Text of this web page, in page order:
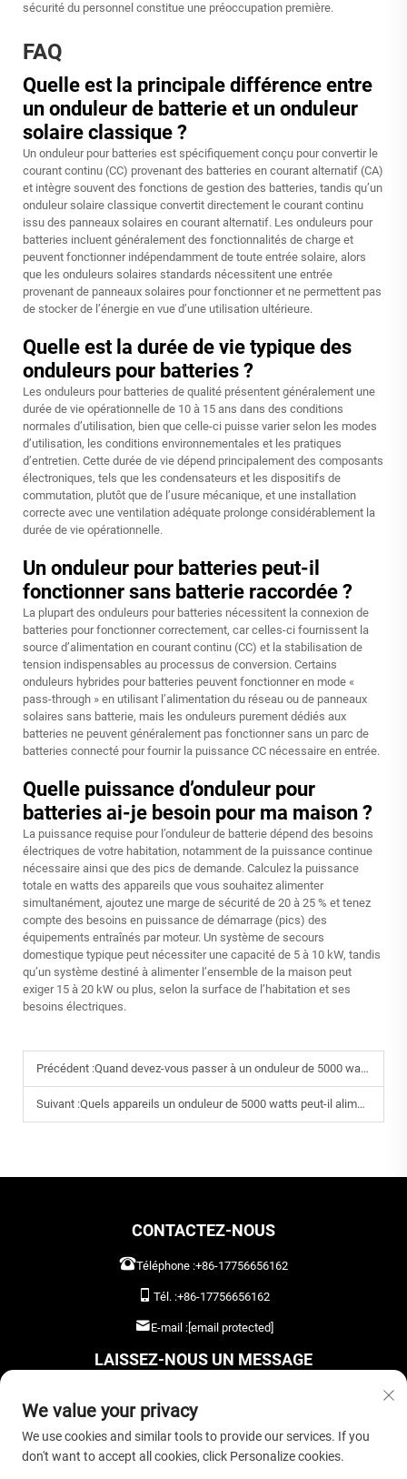
sécurité du personnel constitue une préoccupation première.
FAQ
Quelle est la principale différence entre
un onduleur de batterie et un onduleur
solaire classique ?
Un onduleur pour batteries est spécifiquement conçu pour convertir le
courant continu (CC) provenant des batteries en courant alternatif (CA)
et intègre souvent des fonctions de gestion des batteries, tandis qu’un
onduleur solaire classique convertit directement le courant continu
issu des panneaux solaires en courant alternatif. Les onduleurs pour
batteries incluent généralement des fonctionnalités de charge et
peuvent fonctionner indépendamment de toute entrée solaire, alors
que les onduleurs solaires standards nécessitent une entrée
provenant de panneaux solaires pour fonctionner et ne permettent pas
de stocker de l’énergie en vue d’une utilisation ultérieure.
Quelle est la durée de vie typique des
onduleurs pour batteries ?
Les onduleurs pour batteries de qualité présentent généralement une
durée de vie opérationnelle de 10 à 15 ans dans des conditions
normales d’utilisation, bien que celle-ci puisse varier selon les modes
d’utilisation, les conditions environnementales et les pratiques
d’entretien. Cette durée de vie dépend principalement des composants
électroniques, tels que les condensateurs et les dispositifs de
commutation, plutôt que de l’usure mécanique, et une installation
correcte avec une ventilation adéquate prolonge considérablement la
durée de vie opérationnelle.
Un onduleur pour batteries peut-il
fonctionner sans batterie raccordée ?
La plupart des onduleurs pour batteries nécessitent la connexion de
batteries pour fonctionner correctement, car celles-ci fournissent la
source d’alimentation en courant continu (CC) et la stabilisation de
tension indispensables au processus de conversion. Certains
onduleurs hybrides pour batteries peuvent fonctionner en mode «
pass-through » en utilisant l’alimentation du réseau ou de panneaux
solaires sans batterie, mais les onduleurs purement dédiés aux
batteries ne peuvent généralement pas fonctionner sans un parc de
batteries connecté pour fournir la puissance CC nécessaire en entrée.
Quelle puissance d’onduleur pour
batteries ai-je besoin pour ma maison ?
La puissance requise pour l’onduleur de batterie dépend des besoins
électriques de votre habitation, notamment de la puissance continue
nécessaire ainsi que des pics de demande. Calculez la puissance
totale en watts des appareils que vous souhaitez alimenter
simultanément, ajoutez une marge de sécurité de 20 à 25 % et tenez
compte des besoins en puissance de démarrage (pics) des
équipements entraînés par moteur. Un système de secours
domestique typique peut nécessiter une capacité de 5 à 10 kW, tandis
qu’un système destiné à alimenter l’ensemble de la maison peut
exiger 15 à 20 kW ou plus, selon la surface de l’habitation et ses
besoins électriques.
Précédent :Quand devez-vous passer à un onduleur de 5000 watts ?
Suivant :Quels appareils un onduleur de 5000 watts peut-il alimenter ?
CONTACTEZ-NOUS
Téléphone :+86-17756656162
Tél. :+86-17756656162
E-mail :[email protected]
LAISSEZ-NOUS UN MESSAGE
We value your privacy
We use cookies and similar tools to provide our services. If you
don't want to accept all cookies, click Personalize cookies.